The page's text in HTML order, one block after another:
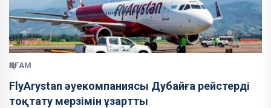
ҚОҒАМ
FlyArystan әуекомпаниясы Дубайға рейстерді
тоқтату мерзімін ұзартты